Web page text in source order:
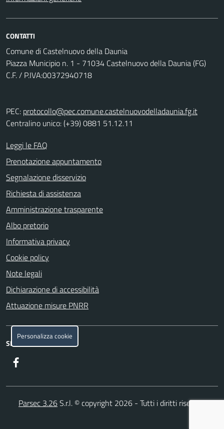
CONTATTI
Comune di Castelnuovo della Daunia
Piazza Municipio n. 1 - 71034 Castelnuovo della Daunia (FG)
C.F. / P.IVA:00372940718
PEC: protocollo@pec.comune.castelnuovodelladaunia.fg.it
Centralino unico: (+39) 0881 51.12.11
Leggi le FAQ
Prenotazione appuntamento
Segnalazione disservizio
Richiesta di assistenza
Amministrazione trasparente
Albo pretorio
Informativa privacy
Cookie policy
Note legali
Dichiarazione di accessibilità
Attuazione misure PNRR
SEGUICI SU
Parsec 3.26S.r.l. © copyright 2026 - Tutti i diritti riservati
Personalizza cookie